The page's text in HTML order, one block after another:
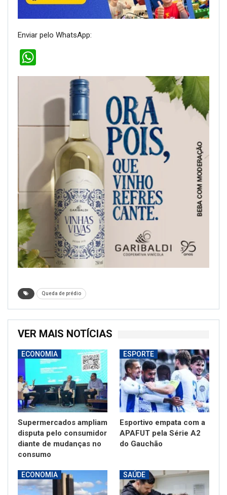
Enviar pelo WhatsApp:
Queda de prédio
VER MAIS NOTÍCIAS
ECONOMIA
Supermercados ampliam
disputa pelo consumidor
diante de mudanças no
consumo
ESPORTE
Esportivo empata com a
APAFUT pela Série A2
do Gauchão
ECONOMIA SAÚDE